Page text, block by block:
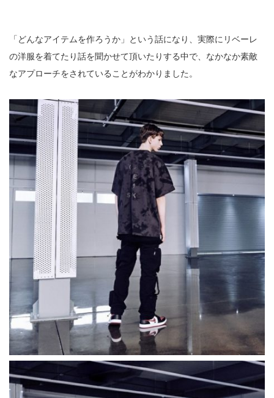
「どんなアイテムを作ろうか」という話になり、実際にリベーレ
の洋服を着てたり話を聞かせて頂いたりする中で、なかなか素敵
なアプローチをされていることがわかりました。